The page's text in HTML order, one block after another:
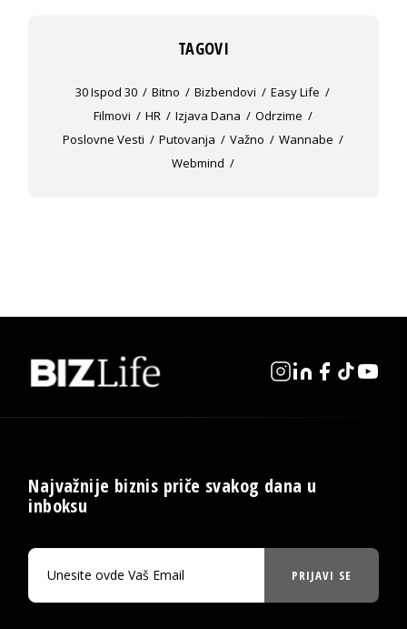
TAGOVI
30 Ispod 30 Bitno Bizbendovi
Easy Life
Filmovi
HR Izjava Dana
Odrzime
Poslovne Vesti
Putovanja Važno
Wannabe
Webmind
Najvažnije biznis priče svakog dana u
inboksu
PRIJAVI SE